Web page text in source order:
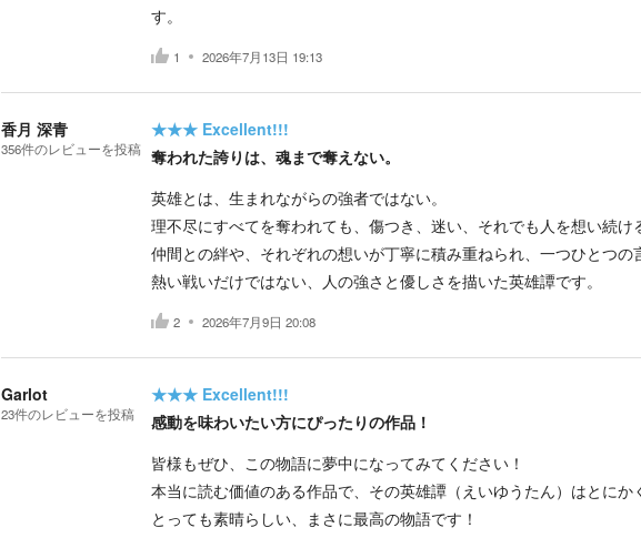
す。
1 2026年7月13日 19:13
香月 深青
356件のレビューを投稿
★★★ Excellent!!!
奪われた誇りは、魂まで奪えない。
英雄とは、生まれながらの強者ではない。
理不尽にすべてを奪われても、傷つき、迷い、それでも人を想い続け
仲間との絆や、それぞれの想いが丁寧に積み重ねられ、一つひとつの
熱い戦いだけではない、人の強さと優しさを描いた英雄譚です。
2 2026年7月9日 20:08
Garlot
23件のレビューを投稿
★★★ Excellent!!!
感動を味わいたい方にぴったりの作品！
皆様もぜひ、この物語に夢中になってみてください！
本当に読む価値のある作品で、その英雄譚（えいゆうたん）はとにか
とっても素晴らしい、まさに最高の物語です！